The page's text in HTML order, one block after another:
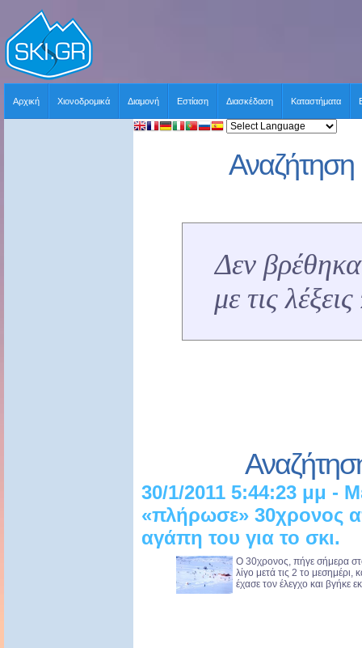
Αρχική Χιονοδρομικά Διαμονή Εστίαση Διασκέδαση Καταστήματα
Αναζήτηση
Δεν
με τις
30/1/2011 5:44:23 μμ -
«πλήρωσε» 30χρονος
αγάπη του για το σκι.
Ο 30χρονος, πήγε σήμερα
λίγο μετά τις 2 το μεσημέρι,
έχασε τον έλεγχο και βγήκε